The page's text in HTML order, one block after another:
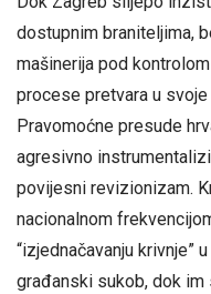
dostupnim braniteljima,
mašinerija pod
procese pretvara u svoje
Pravomoćne presude
agresivno
povijesni revizionizam.
nacionalnom
“izjednačavanju krivnje”
građanski sukob, dok im